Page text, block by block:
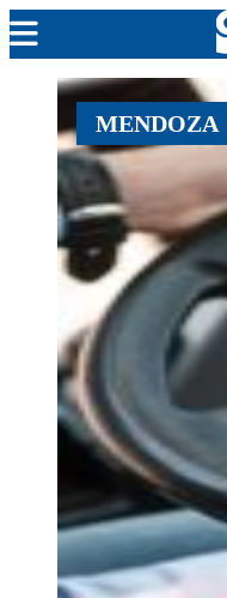
MENDOZA
CADA DÍA
ARGENTINA
NOTICIERO 9
PROTAGONISTAS
EL NUEVE STREAMS
PROGRAMACIÓN
EN VIVO
MENDOZA